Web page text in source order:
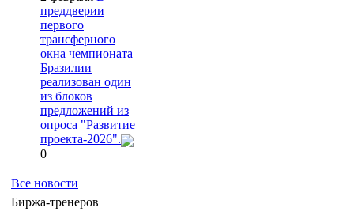
преддверии
первого
трансферного
окна чемпионата
Бразилии
реализован один
из блоков
предложений из
опроса "Развитие
проекта-2026".
0
Все новости
Биржа-тренеров